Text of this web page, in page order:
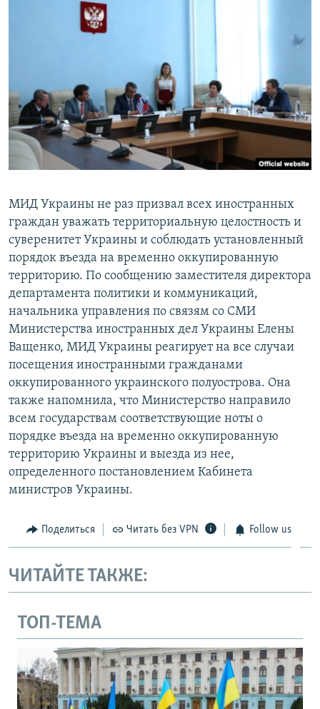
МИД Украины не раз призвал всех иностранных
граждан уважать территориальную целостность и
суверенитет Украины и соблюдать установленный
порядок въезда на временно оккупированную
территорию. По сообщению заместителя директора
департамента политики и коммуникаций,
начальника управления по связям со СМИ
Министерства иностранных дел Украины Елены
Ващенко, МИД Украины реагирует на все случаи
посещения иностранными гражданами
оккупированного украинского полуострова. Она
также напомнила, что Министерство направило
всем государствам соответствующие ноты о
порядке въезда на временно оккупированную
территорию Украины и выезда из нее,
определенного постановлением Кабинета
министров Украины.
Поделиться Читать без VPN Follow us
ЧИТАЙТЕ ТАКЖЕ:
ТОП-ТЕМА